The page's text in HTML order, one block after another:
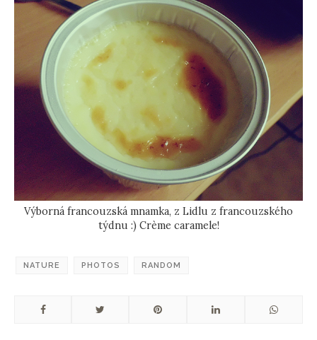
Výborná francouzská mnamka, z Lidlu z francouzského
týdnu :) Crème caramele!
NATURE PHOTOS RANDOM